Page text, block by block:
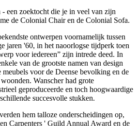
een zoektocht die je in veel van zijn
de Colonial Chair en de Colonial Sofa.
ontwerpen voornamelijk tussen
jaren '60, in het naoorlogse tijdperk toen
voor iedereen” zijn intrede deed. In
van de grootste namen van design
meubels voor de Deense bevolking en de
Wanscher had grote
geproduceerde en toch hoogwaardige
succesvolle stukken.
hem talloze onderscheidingen op,
Carpenters ' Guild Annual Award en de